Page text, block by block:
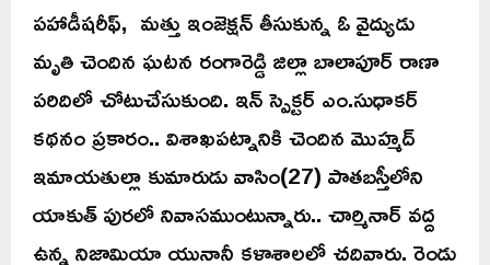
పహాడీషరీఫ్, మత్తు ఇంజెక్షన్ తీసుకున్న ఓ వైద్యుడు
మృతి చెందిన ఘటన రంగారెడ్డి జిల్లా బాలాపూర్ రాణా
పరిదిలో చోటుచేసుకుంది. ఇన్ స్పెక్టర్ ఎం.సుధాకర్
కథనం ప్రకారం.. విశాఖపట్నానికి చెందిన మొహ్మద్
ఇమాయతుల్లా కుమారుడు వాసిం(27) పాతబస్తీలోని
యాకుత్ పురలో నివాసముంటున్నారు.. చార్మినార్ వద్ద
ఉన్న నిజామియా యునానీ కళాశాలలో చదివారు. రెండు